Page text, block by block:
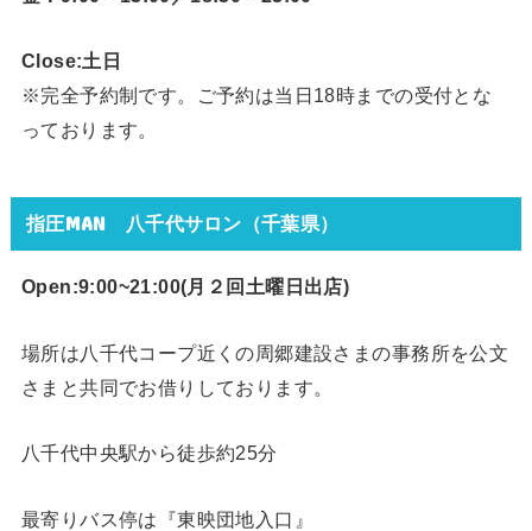
Close:土日
※完全予約制です。ご予約は当日18時までの受付とな
っております。
指圧MAN 八千代サロン（千葉県）
Open:9:00~21:00(月２回 土曜日出店)
場所は八千代コープ近くの周郷建設さまの事務所を公文
さまと共同でお借りしております。
八千代中央駅から徒歩約25分
最寄りバス停は『東映団地入口』